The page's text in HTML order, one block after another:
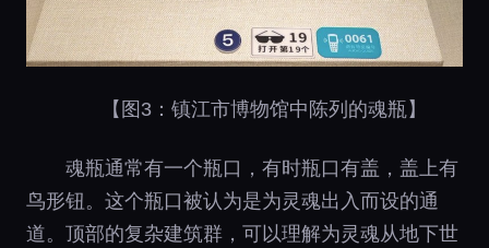
【图3：镇江市博物馆中陈列的魂瓶】
魂瓶通常有一个瓶口，有时瓶口有盖，盖上有
鸟形钮。这个瓶口被认为是为灵魂出入而设的通
道。顶部的复杂建筑群，可以理解为灵魂从地下世